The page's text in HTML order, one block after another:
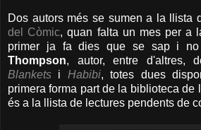
Dos autors més se sumen a la llista
del Còmic, quan falta un mes per a
primer ja fa dies que se sap i
Thompson, autor, entre d'altres,
Blankets i Habibi, totes dues
primera forma part de la biblioteca de
és a la llista de lectures pendents de